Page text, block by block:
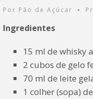
Por Pão de Açúcar •
Ingredientes
15 ml de whisky
2 cubos de gelo
70 ml de leite
1 colher (sopa)